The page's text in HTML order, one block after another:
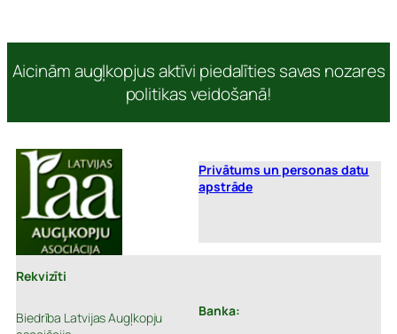
Aicinām augļkopjus aktīvi piedalīties savas nozares
politikas veidošanā!
Privātums un personas datu
apstrāde
Rekvizīti
Biedrība Latvijas Augļkopju
Banka: